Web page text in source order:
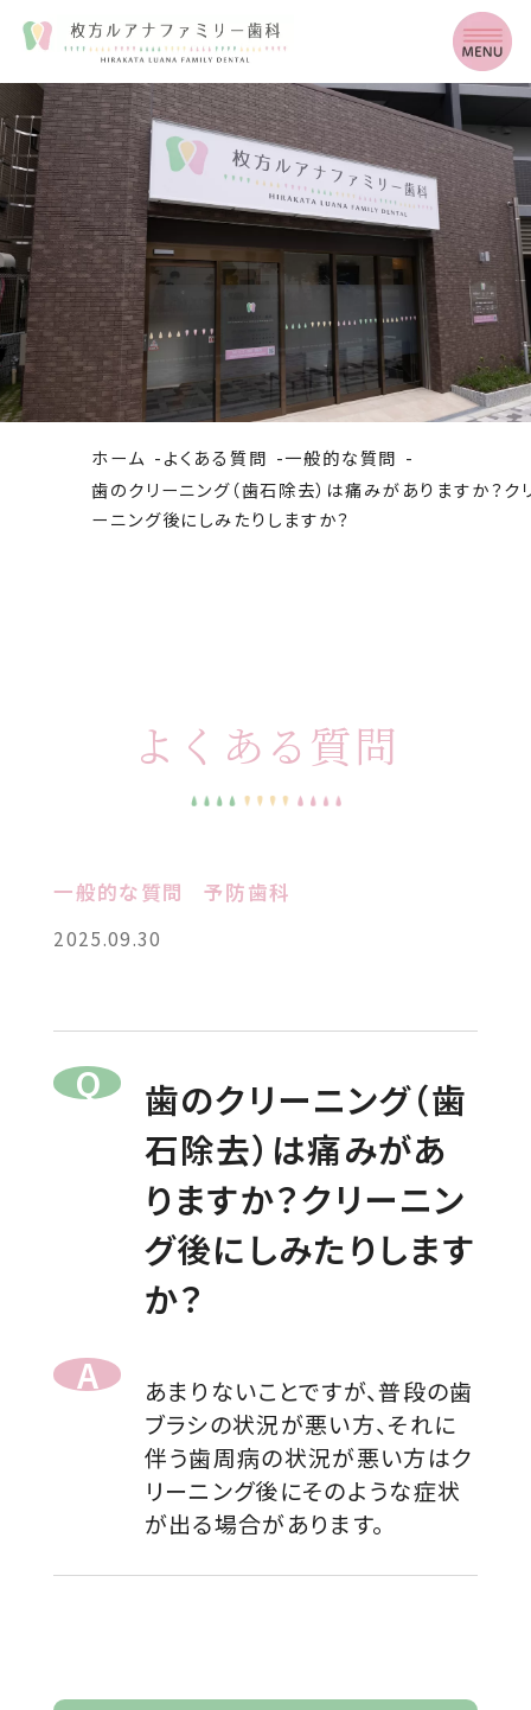
ホーム よくある質問
一般的な質問
歯のクリーニング（歯石除去）は痛みがありますか？ク
ーニング後にしみたりしますか？
よくある質問
一般的な質問 予防歯科
2025.09.30
歯のクリーニング（歯
石除去）は痛みがあ
りますか？クリーニン
グ後にしみたりします
か？
あまりないことですが、普段の歯
ブラシの状況が悪い方、それに
伴う歯周病の状況が悪い方はク
リーニング後にそのような症状
が出る場合があります。